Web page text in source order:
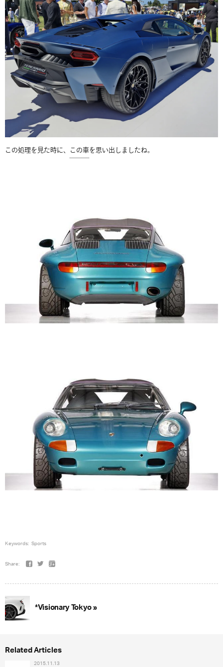
この処理を見た時に、 この車を思い出しましたね。
Keywords: Sports
Share:
*Visionary Tokyo »
Related Articles
2015.11.13